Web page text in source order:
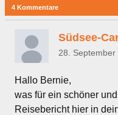
4 Kommentare
Südsee-
28.
Hallo Bernie,
was für ein schöner
Reisebericht hier in